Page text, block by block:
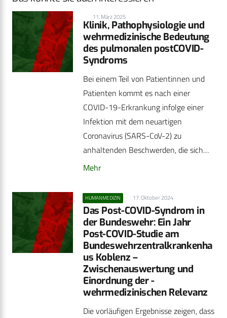
11. März 2025
Klinik, Pathophysiologie und
wehrmedizinische Bedeutung
des pulmonalen postCOVID-
Syndroms
Bei einem Teil von Patientinnen und
Patienten kommt es nach einer
COVID-19-Erkrankung infolge einer
Infektion mit dem neuartigen
Coronavirus (SARS-CoV-2) zu
anhaltenden Beschwerden, die sich…
Mehr
HUMANMEDIZIN 17. Oktober 2024
Das Post-COVID-Syndrom in
der Bundeswehr: Ein Jahr
Post-COVID-Studie am
Bundeswehrzentralkrankenha
us ­Koblenz –
Zwischenauswertung und
Einordnung der ­
wehrmedizinischen Relevanz
Die vorläufigen Ergebnisse zeigen, dass